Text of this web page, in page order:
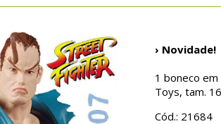
› Novidade!
1 boneco em
Toys, tam.
Cód.: 21684